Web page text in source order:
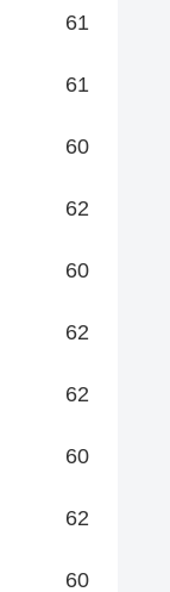
61
61
60
62
60
62
62
60
62
60